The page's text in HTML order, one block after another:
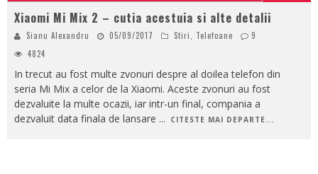
Xiaomi Mi Mix 2 – cutia acestuia si alte detalii
Sianu Alexandru 05/09/2017 Stiri Telefoane
9
4824
In trecut au fost multe zvonuri despre al doilea telefon din
seria Mi Mix a celor de la Xiaomi. Aceste zvonuri au fost
dezvaluite la multe ocazii, iar intr-un final, compania a
dezvaluit data finala de lansare ... CITESTE MAI DEPARTE...